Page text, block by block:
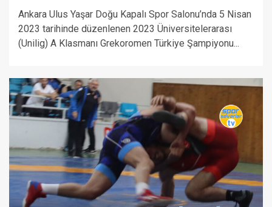
Ankara Ulus Yaşar Doğu Kapalı Spor Salonu’nda 5 Nisan
2023 tarihinde düzenlenen 2023 Üniversitelerarası
(Unilig) A Klasmanı Grekoromen Türkiye Şampiyonu...